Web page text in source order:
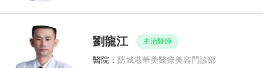
劉龍江 主治醫師
醫院： 防城港華美醫療美容門診部